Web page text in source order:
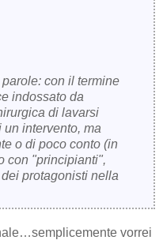
con il termine
indossato da
di lavarsi
intervento, ma
o di poco conto (in
con "principianti",
protagonisti nella
vorrei